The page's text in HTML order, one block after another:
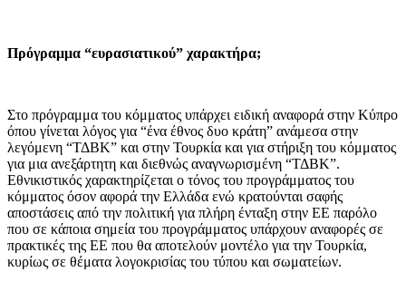
Πρόγραμμα “ευρασιατικού” χαρακτήρα;
Στο πρόγραμμα του κόμματος υπάρχει ειδική αναφορά στην Κύπρο
όπου γίνεται λόγος για “ένα έθνος δυο κράτη” ανάμεσα στην
λεγόμενη “ΤΔΒΚ” και στην Τουρκία και για στήριξη του κόμματος
για μια ανεξάρτητη και διεθνώς αναγνωρισμένη “ΤΔΒΚ”.
Εθνικιστικός χαρακτηρίζεται ο τόνος του προγράμματος του
κόμματος όσον αφορά την Ελλάδα ενώ κρατούνται σαφής
αποστάσεις από την πολιτική για πλήρη ένταξη στην ΕΕ παρόλο
που σε κάποια σημεία του προγράμματος υπάρχουν αναφορές σε
πρακτικές της ΕΕ που θα αποτελούν μοντέλο για την Τουρκία,
κυρίως σε θέματα λογοκρισίας του τύπου και σωματείων.